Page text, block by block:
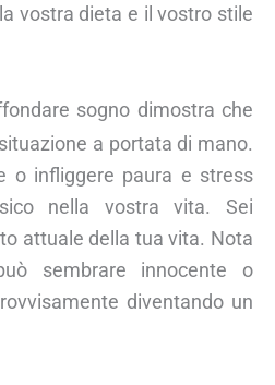
vostra dieta e il vostro stile
sogno dimostra che
a portata di mano.
o infliggere paura e stress
nella vostra vita. Sei
attuale della tua vita. Nota
sembrare innocente o
diventando un